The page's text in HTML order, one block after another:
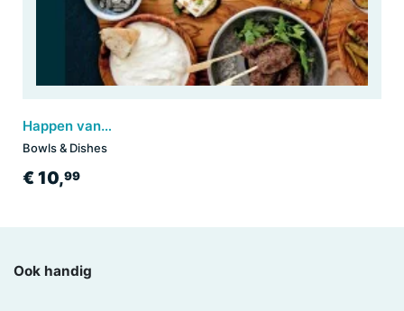
Happen van de plank
Bowls & Dishes
€ 10,99
Ook handig